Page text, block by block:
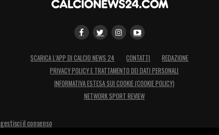
SCARICA L’APP DI CALCIO NEWS 24 CONTATTI
REDAZIONE
PRIVACY POLICY E TRATTAMENTO DEI DATI PERSONALI
INFORMATIVA ESTESA SUI COOKIE (COOKIE POLICY)
NETWORK SPORT REVIEW
gestisci il consenso